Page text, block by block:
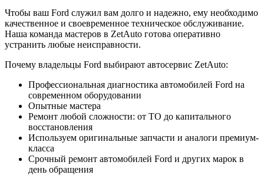
Чтобы ваш Ford служил вам долго и надежно, ему необходимо
качественное и своевременное техническое обслуживание.
Наша команда мастеров в ZetAuto готова оперативно
устранить любые неисправности.
Почему владельцы Ford выбирают автосервис ZetAuto:
Профессиональная диагностика автомобилей Ford на
современном оборудовании
Опытные мастера
Ремонт любой сложности: от ТО до капитального
восстановления
Используем оригинальные запчасти и аналоги премиум-
класса
Срочный ремонт автомобилей Ford и других марок в
день обращения